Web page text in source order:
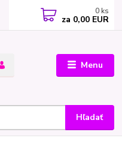
Menu
Hľadať
0 ks
za 0,00 EUR